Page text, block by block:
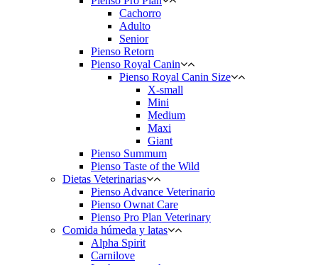
Cachorro
Adulto
Senior
Pienso Retorn
Pienso Royal Canin
Pienso Royal Canin Size
X-small
Mini
Medium
Maxi
Giant
Pienso Summum
Pienso Taste of the Wild
Dietas Veterinarias
Pienso Advance Veterinario
Pienso Ownat Care
Pienso Pro Plan Veterinary
Comida húmeda y latas
Alpha Spirit
Carnilove